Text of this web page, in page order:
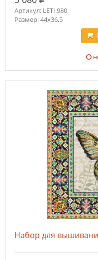
Артикул: LETI.980
Размер: 44x36,5
Набор для